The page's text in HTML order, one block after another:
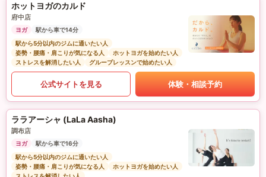
ホットヨガのカルド
府中店
ヨガ
駅から車で14分
駅から5分以内のジムに通いたい人
姿勢・腰痛・肩こりが気になる人
ホットヨガを始めたい人
ストレスを解消したい人
グループレッスンで始めたい人
公式サイトを見る 体験・相談予約
ララアーシャ (LaLa Aasha)
調布店
ヨガ
駅から車で16分
駅から5分以内のジムに通いたい人
姿勢・腰痛・肩こりが気になる人
ホットヨガを始めたい人